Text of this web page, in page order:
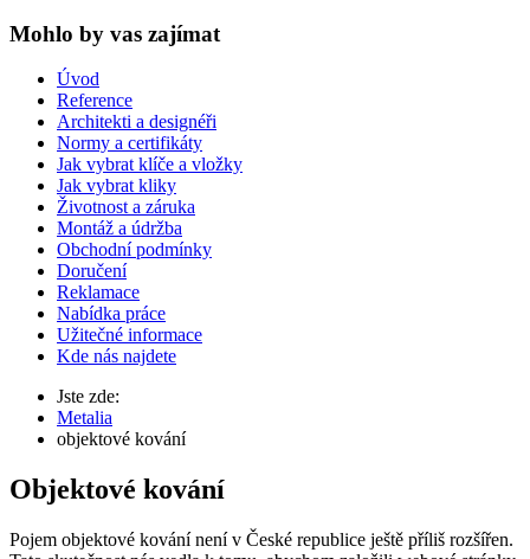
Mohlo by vas zajímat
Úvod
Reference
Architekti a designéři
Normy a certifikáty
Jak vybrat klíče a vložky
Jak vybrat kliky
Životnost a záruka
Montáž a údržba
Obchodní podmínky
Doručení
Reklamace
Nabídka práce
Užitečné informace
Kde nás najdete
Jste zde:
Metalia
objektové kování
Objektové kování
Pojem objektové kování není v České republice ještě příliš rozšířen.